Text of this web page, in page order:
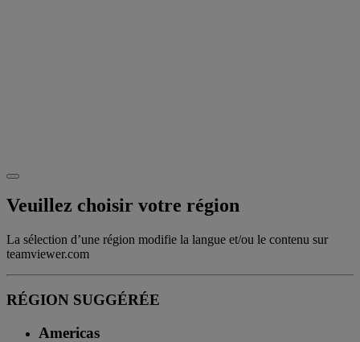
Veuillez choisir votre région
La sélection d’une région modifie la langue et/ou le contenu sur
teamviewer.com
RÉGION SUGGÉRÉE
Americas